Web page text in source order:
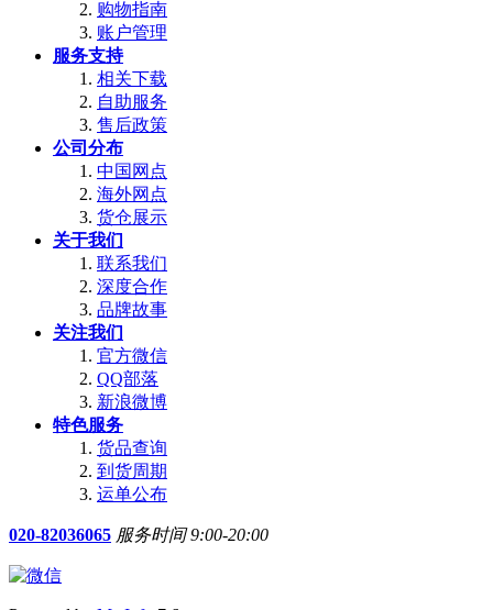
购物指南
账户管理
服务支持
相关下载
自助服务
售后政策
公司分布
中国网点
海外网点
货仓展示
关于我们
联系我们
深度合作
品牌故事
关注我们
官方微信
QQ部落
新浪微博
特色服务
货品查询
到货周期
运单公布
020-82036065 服务时间 9:00-20:00